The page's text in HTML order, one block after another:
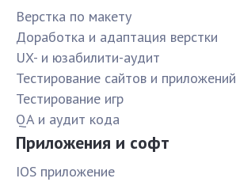
Верстка по макету
Доработка и адаптация верстки
UX- и юзабилити-аудит
Тестирование сайтов и приложений
Тестирование игр
QA и аудит кода
Приложения и софт
IOS приложение